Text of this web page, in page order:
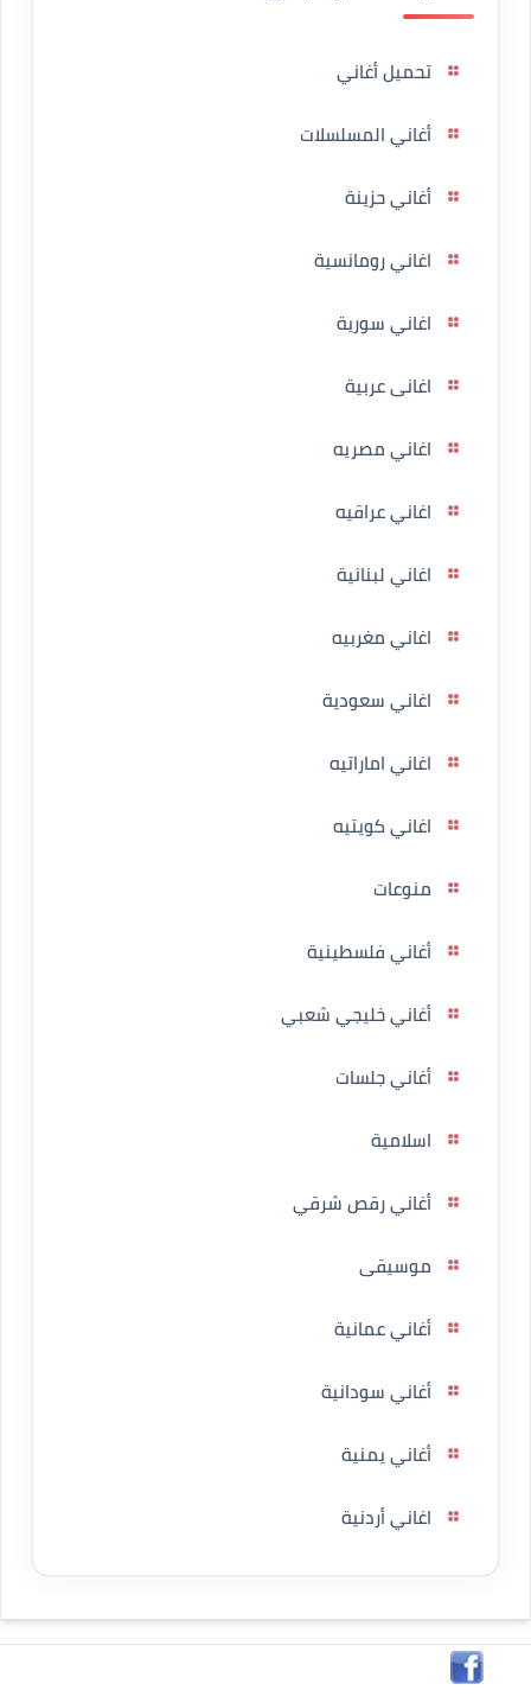
تحميل أغاني
أغاني المسلسلات
أغاني حزينة
اغاني رومانسية
اغاني سورية
اغانى عربية
اغاني مصريه
اغاني عراقيه
اغاني لبنانية
اغاني مغربيه
اغاني سعودية
اغاني اماراتيه
اغاني كويتيه
منوعات
أغاني فلسطينية
أغاني خليجي شعبي
أغاني جلسات
اسلامية
أغاني رقص شرقي
موسيقى
أغاني عمانية
أغاني سودانية
أغاني يمنية
اغاني أردنية